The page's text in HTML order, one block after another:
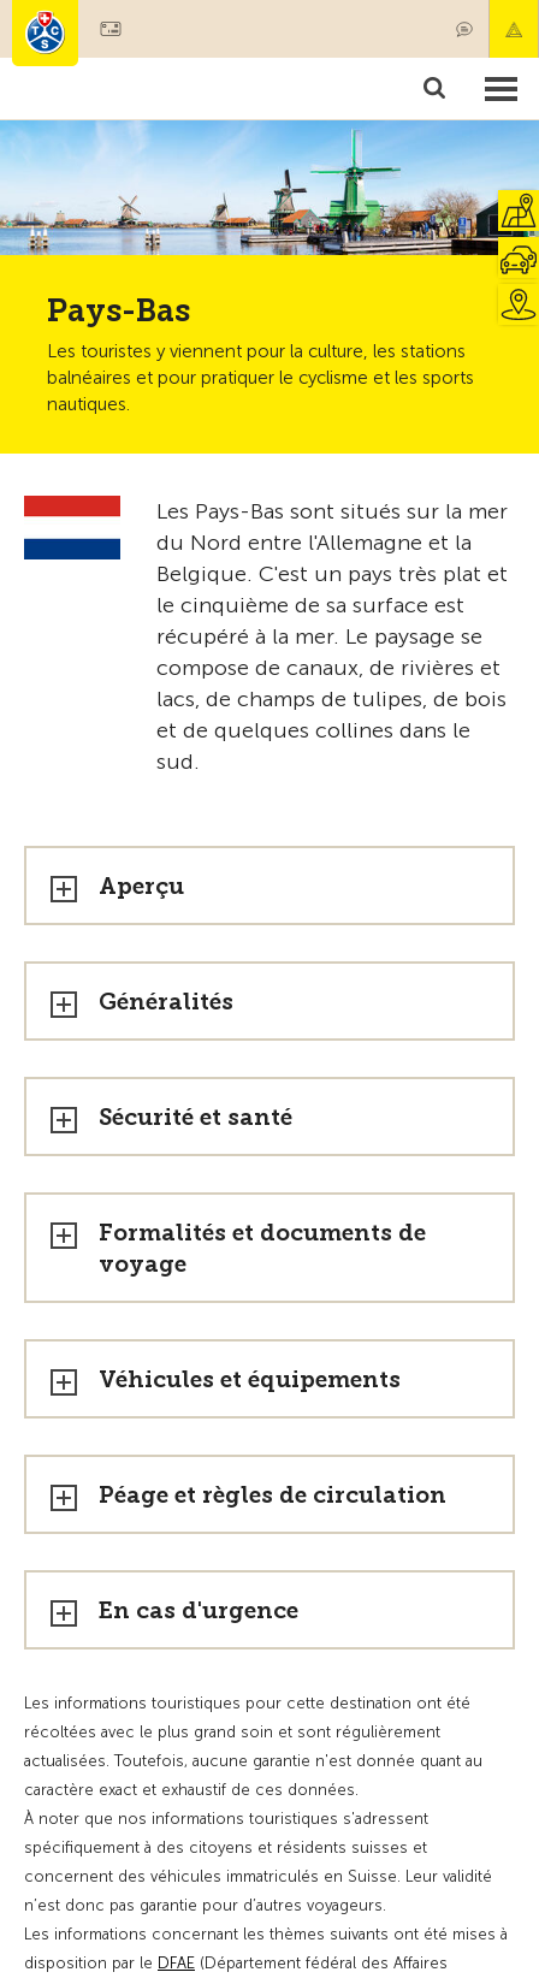
Membres & prestations
Tests, sécurité & santé
Pays-Bas
Les touristes y viennent pour la culture, les stations
balnéaires et pour pratiquer le cyclisme et les sports
nautiques.
Les Pays-Bas sont situés sur la mer
du Nord entre l'Allemagne et la
Belgique. C'est un pays très plat et
le cinquième de sa surface est
récupéré à la mer. Le paysage se
compose de canaux, de rivières et
lacs, de champs de tulipes, de bois
et de quelques collines dans le
sud.
Aperçu
Généralités
Sécurité et santé
Formalités et documents de
voyage
Véhicules et équipements
Péage et règles de circulation
En cas d'urgence
Les informations touristiques pour cette destination ont été
récoltées avec le plus grand soin et sont régulièrement
actualisées. Toutefois, aucune garantie n'est donnée quant au
caractère exact et exhaustif de ces données.
À noter que nos informations touristiques s'adressent
spécifiquement à des citoyens et résidents suisses et
concernent des véhicules immatriculés en Suisse. Leur validité
n’est donc pas garantie pour d’autres voyageurs.
Les informations concernant les thèmes suivants ont été mises à
disposition par le DFAE (Département fédéral des Affaires